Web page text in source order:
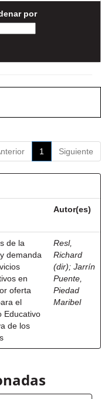
por
1 Siguiente
Autor(es)
de la
demanda
en
oferta
el
Educativo
de los
Resl,
Richard
(dir); Jarrín
Puente,
Piedad
Maribel